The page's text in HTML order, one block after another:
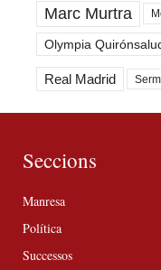
Marc Murtra
Olympia
Real Madrid
Seccions
Manresa
Política
Successos